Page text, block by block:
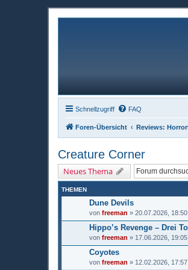
Schnellzugriff FAQ
Foren-Übersicht Reviews:
Creature Corner
Neues Thema
THEMEN
Dune Devils
von freeman » 20.07.2026, 18:50
Hippo’s Revenge – Drei
von freeman » 17.06.2026, 19:05
Coyotes
von freeman » 12.02.2026, 17:57